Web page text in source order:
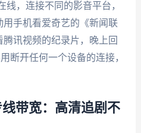
线，连接不同的影音平台，
手机看爱奇艺的《新闻联
讯视频的纪录片，晚上回
断开任何一个设备的连接，
带宽：高清追剧不